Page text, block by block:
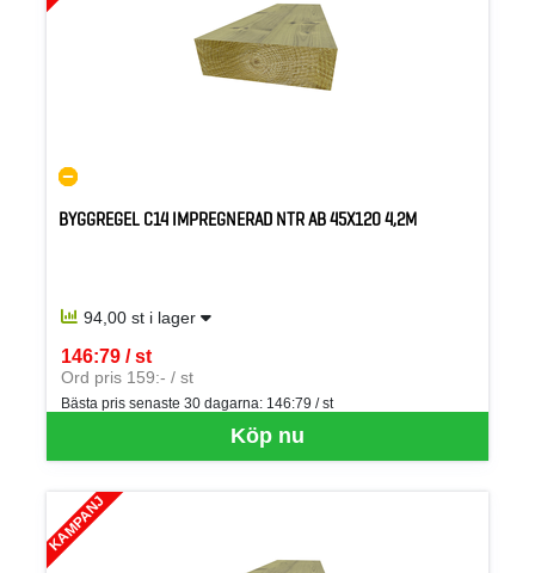
BYGGREGEL C14 IMPREGNERAD NTR AB 45X120 4,2M
94,00 st i lager
Köp nu
146:79 / st
SEK per ST
Ord pris 159:- / st
Bästa pris senaste 30 dagarna: 146:79 / st
KAMPANJ